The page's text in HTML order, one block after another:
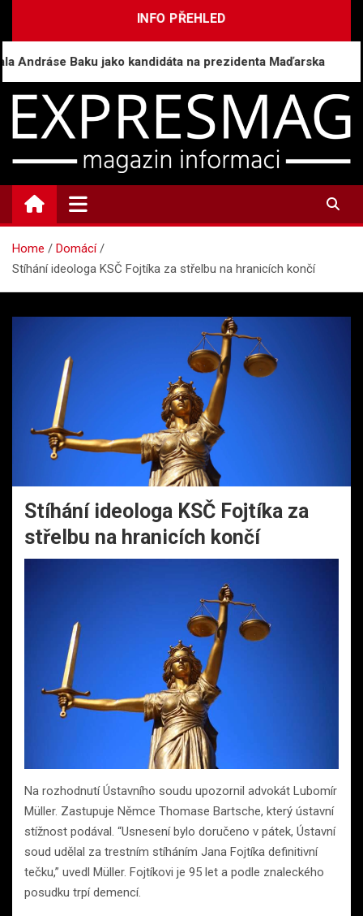
INFO PŘEHLED
Baku jako kandidáta na prezidenta Maďarska
ExpresMag.cz
Informační magazín
Home
Domácí
Stíhání ideologa KSČ Fojtíka za střelbu na hranicích končí
Stíhání ideologa KSČ Fojtíka za
střelbu na hranicích končí
Na rozhodnutí Ústavního soudu upozornil advokát Lubomír
Müller. Zastupuje Němce Thomase Bartsche, který ústavní
stížnost podával. “Usnesení bylo doručeno v pátek, Ústavní
soud udělal za trestním stíháním Jana Fojtíka definitivní
tečku,” uvedl Müller. Fojtíkovi je 95 let a podle znaleckého
posudku trpí demencí.